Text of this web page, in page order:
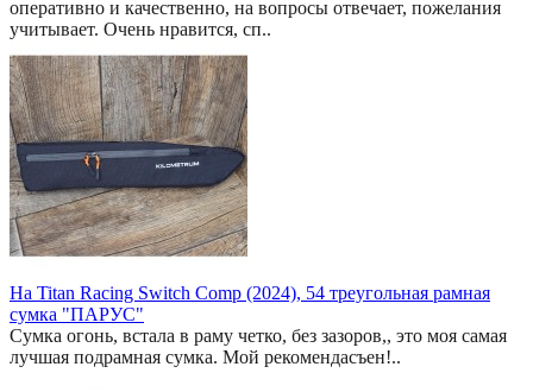
оперативно и качественно, на вопросы отвечает, пожелания
учитывает. Очень нравится, сп..
На Titan Racing Switch Comp (2024), 54 треугольная рамная
сумка "ПАРУС"
Сумка огонь, встала в раму четко, без зазоров,, это моя самая
лучшая подрамная сумка. Мой рекомендасъен!..